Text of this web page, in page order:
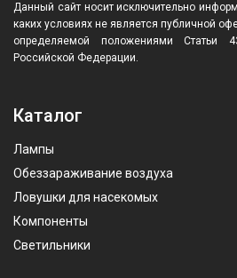
Данный сайт носит исключительно
каких условиях не является публичной
определяемой положениями Статьи
Российской Федерации.
Каталог
Лампы
Обеззараживание воздуха
Ловушки для насекомых
Компоненты
Светильники